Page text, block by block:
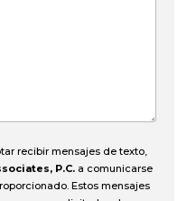
recibir mensajes de texto,
P.C. a comunicarse
Estos mensajes